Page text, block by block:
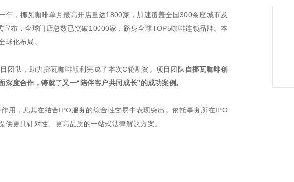
年，挪瓦咖啡单月最高开店量达1800家，加速覆盖全国300余座城市及
布，全球门店总数已突破10000家，跻身全球TOP5咖啡连锁品牌。本
球化布局。
团队，助力挪瓦咖啡顺利完成了本次C轮融资。项目团队 自挪瓦咖啡创
度合作，铸就了又一“陪伴客户共同成长”的成功案例。
用，尤其在结合IPO服务的综合性交易中表现突出。依托事务所在IPO
更具针对性、更高品质的一站式法律解决方案。